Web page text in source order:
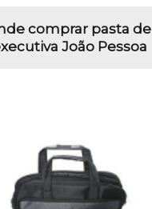
comprar pasta de
João Pessoa